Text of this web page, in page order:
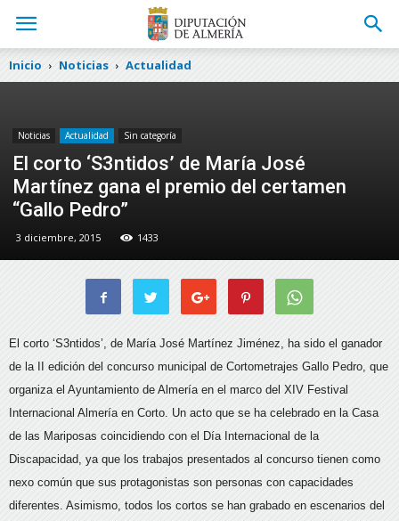
Inicio Noticias Actualidad
Noticias Actualidad Sin categoría
El corto ‘S3ntidos’ de María José
Martínez gana el premio del certamen
“Gallo Pedro”
3 diciembre, 2015 1433
El corto ‘S3ntidos’, de María José Martínez Jiménez, ha sido el ganador
de la II edición del concurso municipal de Cortometrajes Gallo Pedro, que
organizael Ayuntamiento de Almería en el marco del XIV Festival
Internacional Almería en Corto. Un acto que se ha celebrado en la Casa
de las Mariposas coincidiendo con el Día Internacional de la
Discapacidad, ya que los trabajos presentados al concurso tienen como
nexo común que sus protagonistas son personas con capacidades
diferentes. Asimismo, todos los cortos se han grabado en escenarios del